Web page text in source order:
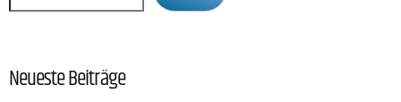
Neueste Beiträge